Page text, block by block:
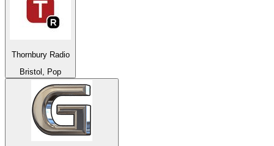
Thornbury Radio
Bristol, Pop